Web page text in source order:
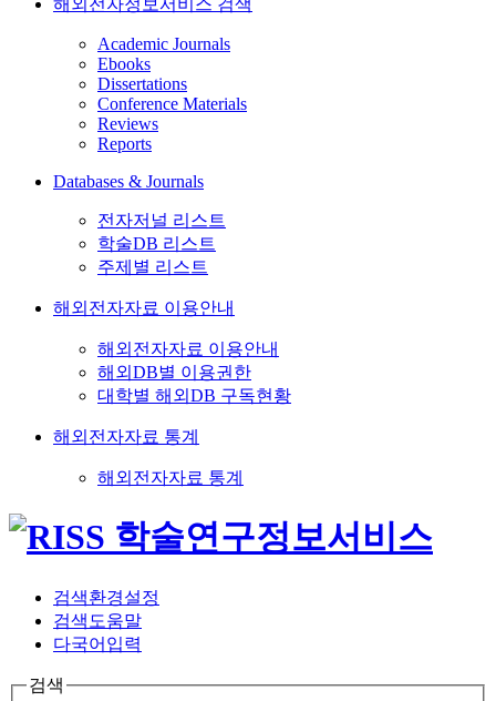
해외전자정보서비스 검색
Academic Journals
Ebooks
Dissertations
Conference Materials
Reviews
Reports
Databases & Journals
전자저널 리스트
학술DB 리스트
주제별 리스트
해외전자자료 이용안내
해외전자자료 이용안내
해외DB별 이용권한
대학별 해외DB 구독현황
해외전자자료 통계
해외전자자료 통계
검색환경설정
검색도움말
다국어입력
검색